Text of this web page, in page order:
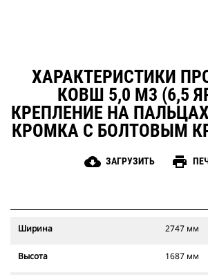
ХАРАКТЕРИСТИКИ
КОВШ 5,0 М3 (6,5
КРЕПЛЕНИЕ НА
КРОМКА С БОЛТОВЫМ
cloud_download ЗАГРУЗИТЬ print
Ширина 2747 мм
Высота 1687 мм